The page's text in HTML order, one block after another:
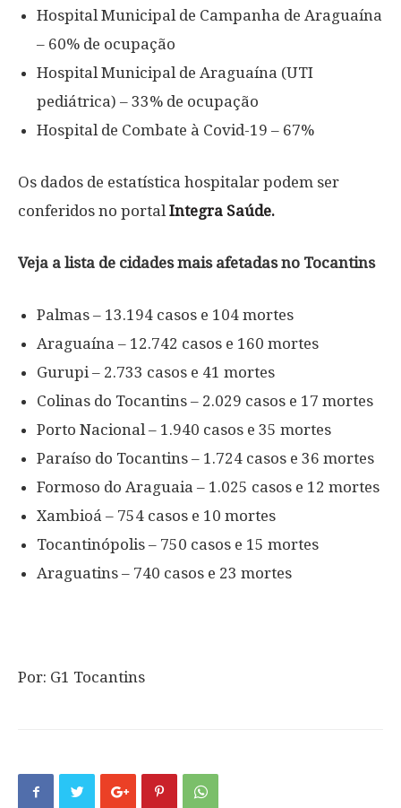
Hospital Municipal de Campanha de Araguaína
– 60% de ocupação
Hospital Municipal de Araguaína (UTI
pediátrica) – 33% de ocupação
Hospital de Combate à Covid-19 – 67%
Os dados de estatística hospitalar podem ser
conferidos no portalIntegra Saúde.
Veja a lista de cidades mais afetadas no Tocantins
Palmas – 13.194 casos e 104 mortes
Araguaína – 12.742 casos e 160 mortes
Gurupi – 2.733 casos e 41 mortes
Colinas do Tocantins – 2.029 casos e 17 mortes
Porto Nacional – 1.940 casos e 35 mortes
Paraíso do Tocantins – 1.724 casos e 36 mortes
Formoso do Araguaia – 1.025 casos e 12 mortes
Xambioá – 754 casos e 10 mortes
Tocantinópolis – 750 casos e 15 mortes
Araguatins – 740 casos e 23 mortes
Por: G1 Tocantins